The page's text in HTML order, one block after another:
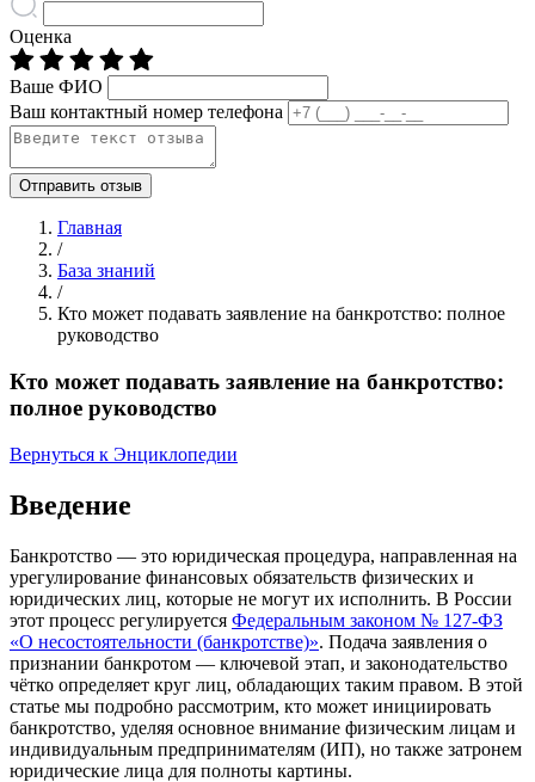
Оценка
Ваше ФИО
Ваш контактный номер телефона
Отправить отзыв
Главная
/
База знаний
/
Кто может подавать заявление на банкротство: полное
руководство
Кто может подавать заявление на банкротство:
полное руководство
Вернуться к Энциклопедии
Введение
Банкротство — это юридическая процедура, направленная на
урегулирование финансовых обязательств физических и
юридических лиц, которые не могут их исполнить. В России
этот процесс регулируется Федеральным законом № 127-ФЗ
«О несостоятельности (банкротстве)». Подача заявления о
признании банкротом — ключевой этап, и законодательство
чётко определяет круг лиц, обладающих таким правом. В этой
статье мы подробно рассмотрим, кто может инициировать
банкротство, уделяя основное внимание физическим лицам и
индивидуальным предпринимателям (ИП), но также затронем
юридические лица для полноты картины.